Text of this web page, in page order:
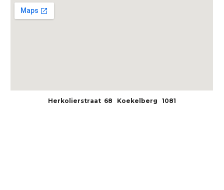
Herkolierstraat 68 Koekelberg 1081